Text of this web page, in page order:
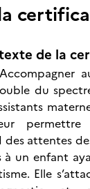
de la
du
permettre
des attentes
à un enfant
Elle